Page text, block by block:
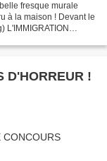
fresque murale
à la maison ! Devant le
L'IMMIGRATION
D'HORREUR !